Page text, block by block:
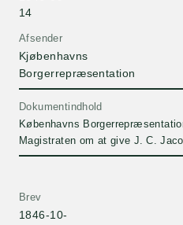
Afsender
Kjøbenhavns
Borgerrepræsentation
14
Dokumentindhold
Københavns
Magistraten om at give J. C.
tilladelse til at anlægge og drive
Brev
1846-10-